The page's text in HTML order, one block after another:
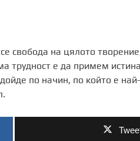
свобода на цялото
трудност е да примем
по начин, по който е